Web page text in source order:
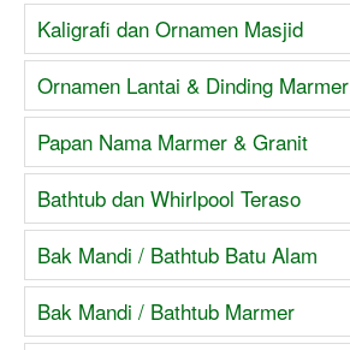
Kaligrafi dan Ornamen Masjid
Ornamen Lantai & Dinding Marmer
Papan Nama Marmer & Granit
Bathtub dan Whirlpool Teraso
Bak Mandi / Bathtub Batu Alam
Bak Mandi / Bathtub Marmer